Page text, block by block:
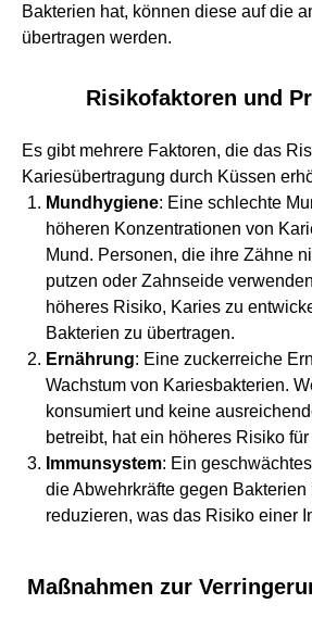
Bakterien hat, können diese auf die
übertragen werden.
Risikofaktoren und
Es gibt mehrere Faktoren, die das
Kariesübertragung durch Küssen
Mundhygiene: Eine schlechte
höheren Konzentrationen von
Mund. Personen, die ihre Zähne
putzen oder Zahnseide
höheres Risiko, Karies zu
Bakterien zu übertragen.
Ernährung: Eine zuckerreiche
Wachstum von Kariesbakterien.
konsumiert und keine
betreibt, hat ein höheres Risiko
Immunsystem: Ein
die Abwehrkräfte gegen Bakterien
reduzieren, was das Risiko einer
Maßnahmen zur